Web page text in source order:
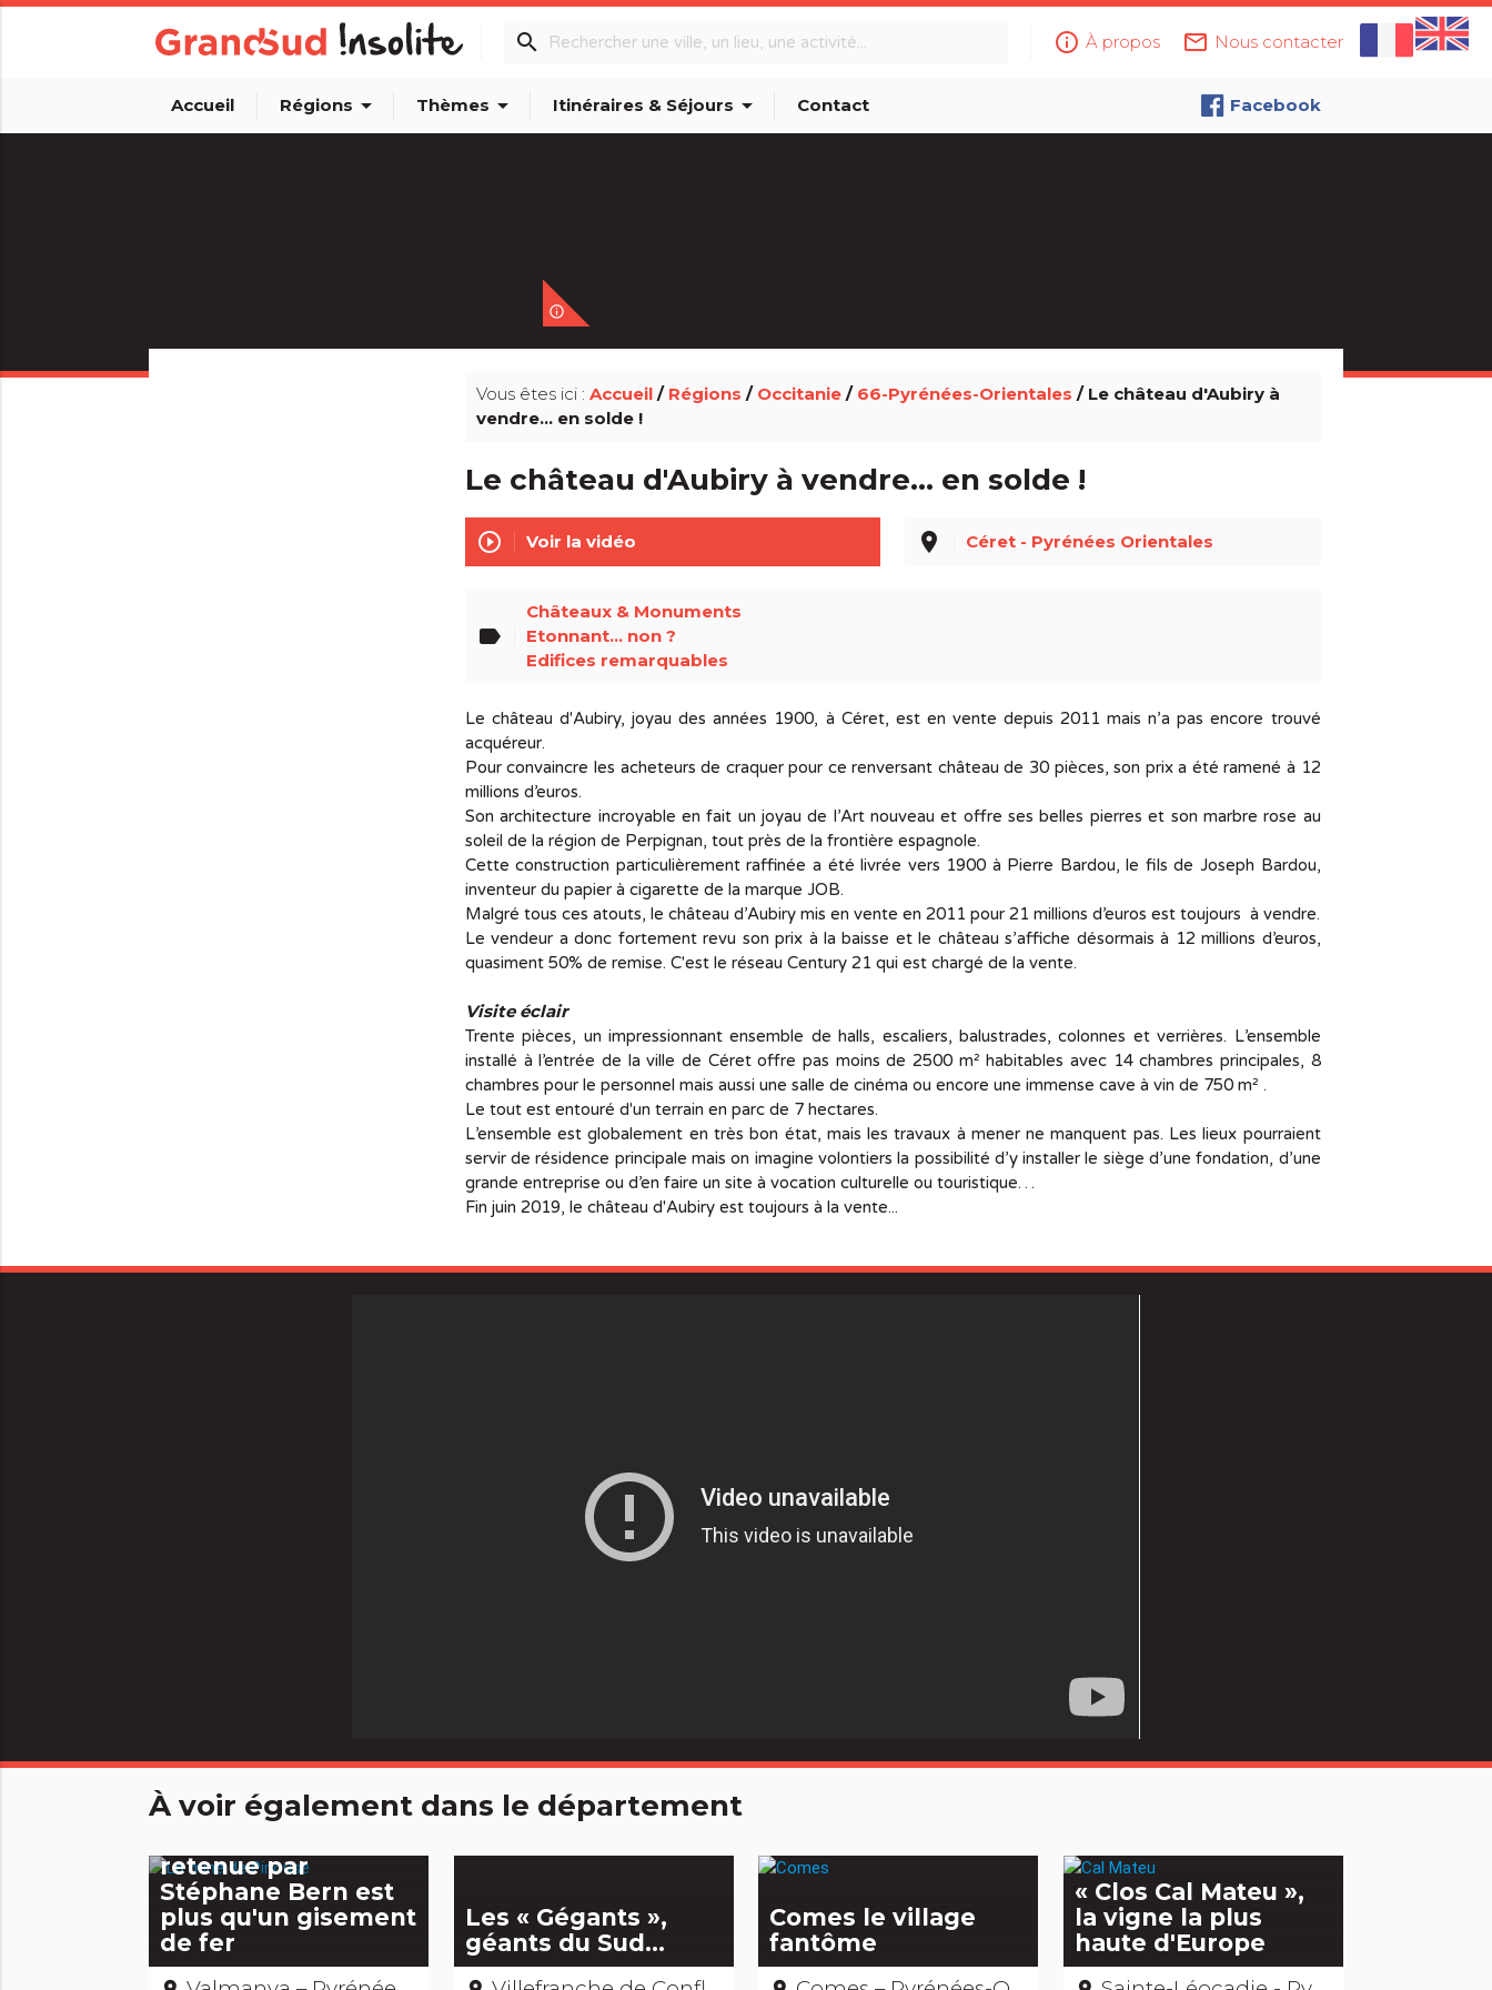
info_outline À propos mail_outline Nous contacter
search
Accueil Régions arrow_drop_down Thèmes arrow_drop_down Itinéraires & Séjours arrow_drop_down Contact Facebook
info_outline
Vous êtes ici : Accueil/ Régions / Occitanie/ 66-Pyrénées-Orientales / Le château d'Aubiry à
vendre... en solde !
Le château d'Aubiry à vendre... en solde !
play_circle_outline Voir la vidéo place Céret - Pyrénées Orientales
label
Châteaux & Monuments
Etonnant... non ?
Edifices remarquables
Le château d'Aubiry, joyau des années 1900, à Céret, est en vente depuis 2011 mais n’a pas encore trouvé
acquéreur.
Pour convaincre les acheteurs de craquer pour ce renversant château de 30 pièces, son prix a été ramené à 12
millions d’euros.
Son architecture incroyable en fait un joyau de l’Art nouveau et offre ses belles pierres et son marbre rose au
soleil de la région de Perpignan, tout près de la frontière espagnole.
Cette construction particulièrement raffinée a été livrée vers 1900 à Pierre Bardou, le fils de Joseph Bardou,
inventeur du papier à cigarette de la marque JOB.
Malgré tous ces atouts, le château d’Aubiry mis en vente en 2011 pour 21 millions d’euros est toujours à vendre.
Le vendeur a donc fortement revu son prix à la baisse et le château s’affiche désormais à 12 millions d’euros,
quasiment 50% de remise. C'est le réseau Century 21 qui est chargé de la vente.
Visite éclair
Trente pièces, un impressionnant ensemble de halls, escaliers, balustrades, colonnes et verrières. L’ensemble
installé à l’entrée de la ville de Céret offre pas moins de 2500 m² habitables avec 14 chambres principales, 8
chambres pour le personnel mais aussi une salle de cinéma ou encore une immense cave à vin de 750 m² .
Le tout est entouré d'un terrain en parc de 7 hectares.
L’ensemble est globalement en très bon état, mais les travaux à mener ne manquent pas. Les lieux pourraient
servir de résidence principale mais on imagine volontiers la possibilité d’y installer le siège d’une fondation, d’une
grande entreprise ou d’en faire un site à vocation culturelle ou touristique…
Fin juin 2019, le château d'Aubiry est toujours à la vente...
À voir également dans le département
retenue par
Stéphane Bern est
plus qu'un gisement
de fer
Les « Gégants »,
géants du Sud…
Comes le village
fantôme
« Clos Cal Mateu »,
la vigne la plus
haute d'Europe